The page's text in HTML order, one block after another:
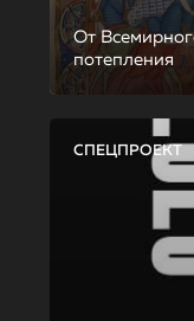
От
потепления
СПЕЦПРОЕКТ